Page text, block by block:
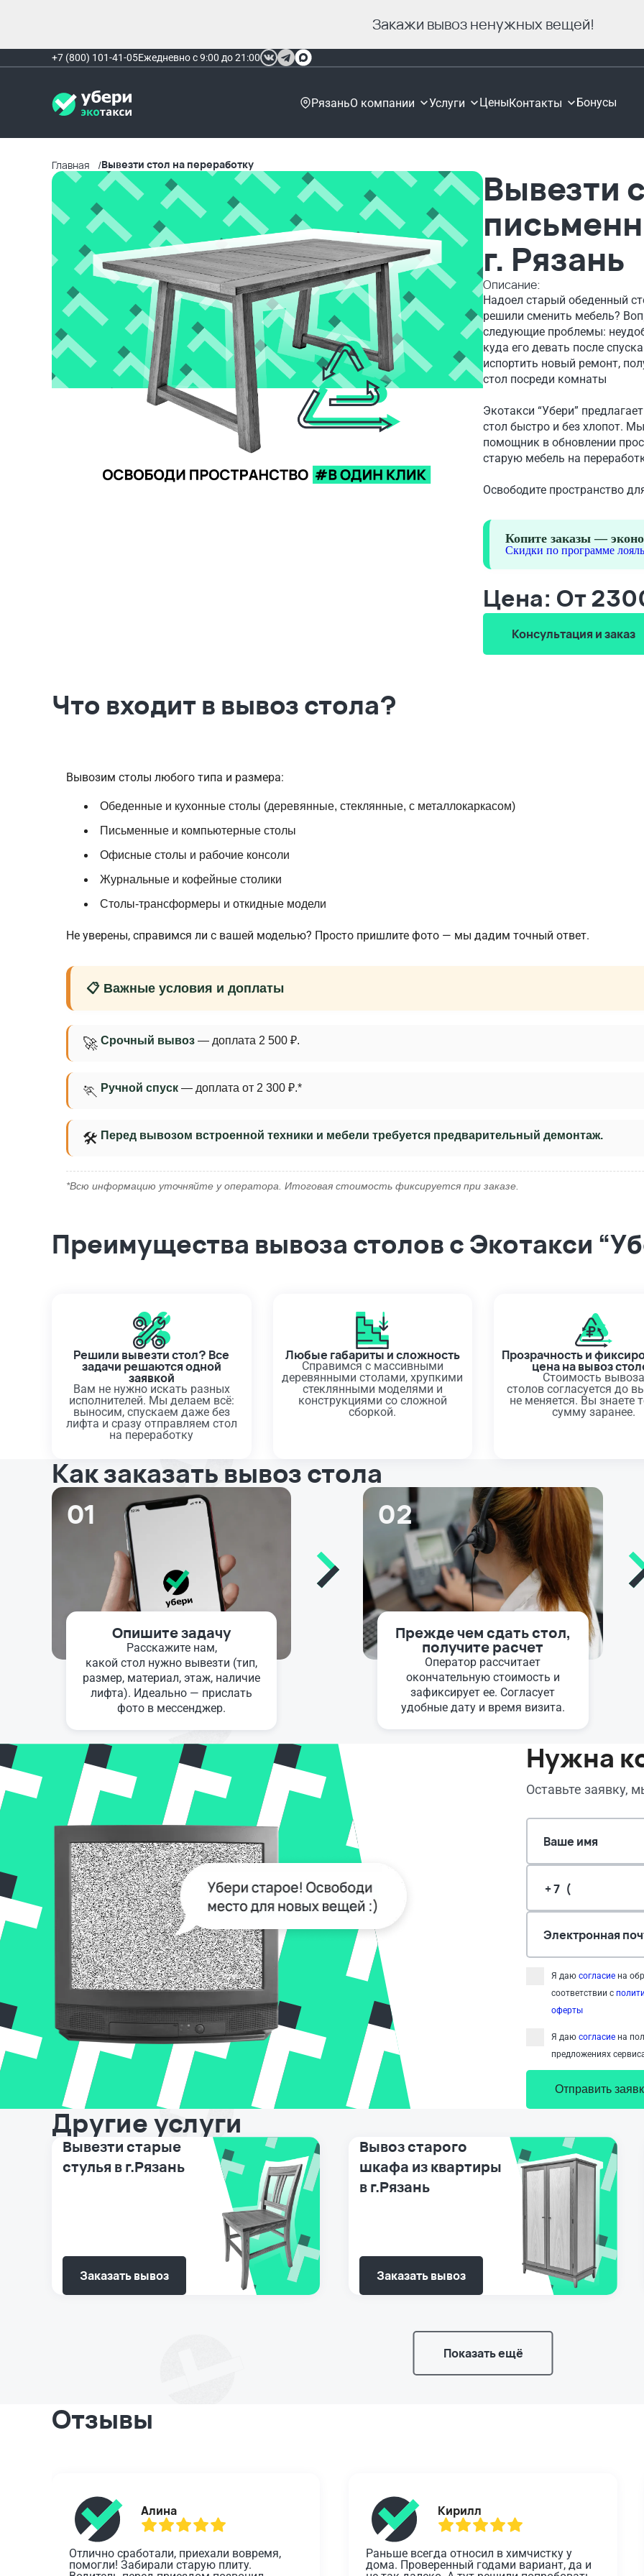
Закажи вывоз ненужных вещей!
+7 (800) 101-41-05Ежедневно с 9:00 до 21:00
РязаньО компании Услуги ЦеныКонтакты Бонусы
Главная Вывезти стол на переработку
Вывезти
г. Рязань
Описание:
Надоел старый обеденный
решили сменить мебель?
следующие проблемы:
куда его девать после
испортить новый ремонт,
стол посреди комнаты
Экотакси “Убери”
стол быстро и без хлопот.
помощник в обновлении
старую мебель на
Освободите пространство
Копите заказы —
Скидки по программе
Цена: От
Консультация и заказ
Что входит в вывоз стола?
Вывозим столы любого типа и размера:
Обеденные и кухонные столы (деревянные, стеклянные, с металлокаркасом)
Письменные и компьютерные столы
Офисные столы и рабочие консоли
Журнальные и кофейные столики
Столы-трансформеры и откидные модели
Не уверены, справимся ли с вашей моделью? Просто пришлите фото — мы дадим точный ответ.
📋 Важные условия и доплаты
🚀 Срочный вывоз — доплата 2 500 ₽.
🏃 Ручной спуск — доплата от 2 300 ₽.*
🛠 Перед вывозом встроенной техники и мебели требуется предварительный демонтаж.
*Всю информацию уточняйте у оператора. Итоговая стоимость фиксируется при заказе.
Преимущества вывоза столов с Экотакси
Решили вывезти стол? Все
задачи решаются одной
заявкой
Вам не нужно искать разных
исполнителей. Мы делаем всё:
выносим, спускаем даже без
лифта и сразу отправляем стол
на переработку
Любые габариты и сложность
Справимся с массивными
деревянными столами, хрупкими
стеклянными моделями и
конструкциями со сложной
сборкой.
Прозрачность и
цена на вывоз
Стоимость вывоза
столов согласуется до
не меняется. Вы знаете
сумму заранее.
Как заказать вывоз стола
01
Опишите задачу
Расскажите нам,
какой стол нужно вывезти (тип,
размер, материал, этаж, наличие
лифта). Идеально — прислать
фото в мессенджер.
02
Прежде чем сдать стол,
получите расчет
Оператор рассчитает
окончательную стоимость и
зафиксирует ее. Согласует
удобные дату и время визита.
Нужна
Оставьте заявку,
Ваше имя
Электронная
Я даю согласие на
соответствии с
оферты
Я даю согласие на
предложениях
Отправить
Другие услуги
Вывезти старые
стулья в г.Рязань
Заказать вывоз
Вывоз старого
шкафа из квартиры
в г.Рязань
Заказать вывоз
Показать ещё
Отзывы
Алина
Отлично сработали, приехали вовремя,
помогли! Забирали старую плиту.
Кирилл
Раньше всегда относил в химчистку у
дома. Проверенный годами вариант, да и